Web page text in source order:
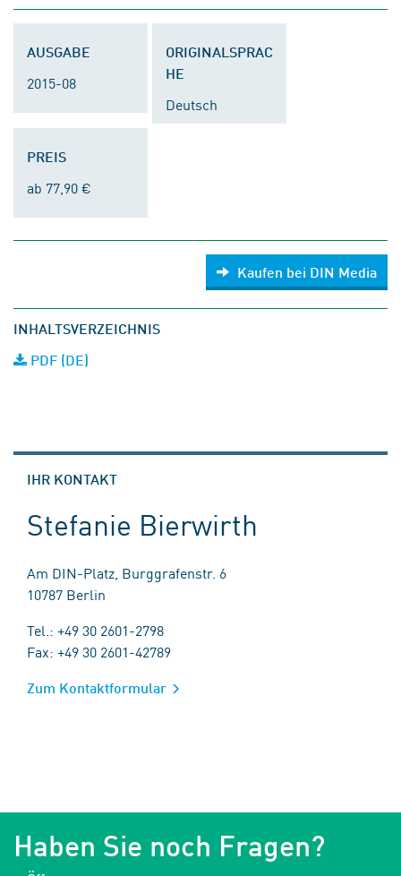
AUSGABE
2015-08
ORIGINALSPRAC
HE
Deutsch
PREIS
ab 77,90 €
Kaufen bei DIN Media
INHALTSVERZEICHNIS
PDF (DE)
IHR KONTAKT
Stefanie Bierwirth
Am DIN-Platz, Burggrafenstr. 6
10787 Berlin
Tel.: +49 30 2601-2798
Fax: +49 30 2601-42789
Zum Kontaktformular
Haben Sie noch Fragen?